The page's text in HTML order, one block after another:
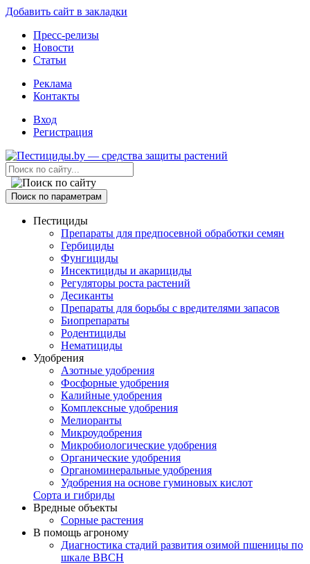
Добавить сайт в закладки
Пресс-релизы
Новости
Статьи
Реклама
Контакты
Вход
Регистрация
Поиск по параметрам
Пестициды
Препараты для предпосевной обработки семян
Гербициды
Фунгициды
Инсектициды и акарициды
Регуляторы роста растений
Десиканты
Препараты для борьбы с вредителями запасов
Биопрепараты
Родентициды
Нематициды
Удобрения
Азотные удобрения
Фосфорные удобрения
Калийные удобрения
Комплексные удобрения
Мелиоранты
Микроудобрения
Микробиологические удобрения
Органические удобрения
Органоминеральные удобрения
Удобрения на основе гуминовых кислот
Сорта и гибриды
Вредные объекты
Сорные растения
В помощь агроному
Диагностика стадий развития озимой пшеницы по
шкале ВВСН